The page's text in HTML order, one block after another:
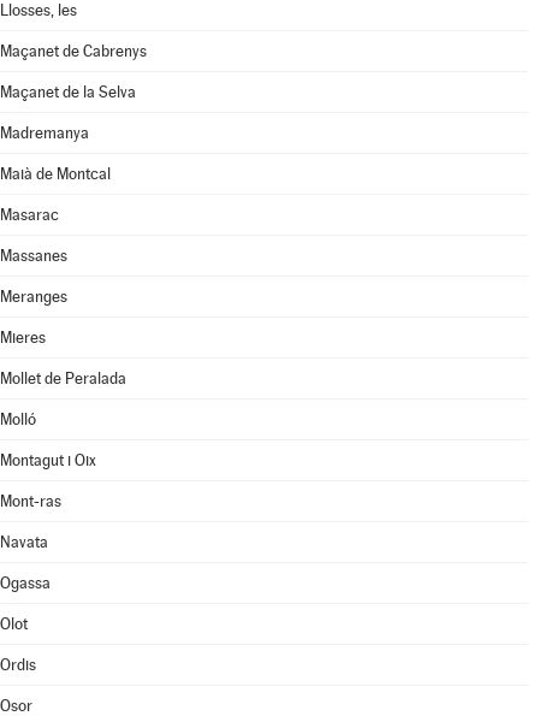
Llosses, les
Maçanet de Cabrenys
Maçanet de la Selva
Madremanya
Maià de Montcal
Masarac
Massanes
Meranges
Mieres
Mollet de Peralada
Molló
Montagut i Oix
Mont-ras
Navata
Ogassa
Olot
Ordis
Osor